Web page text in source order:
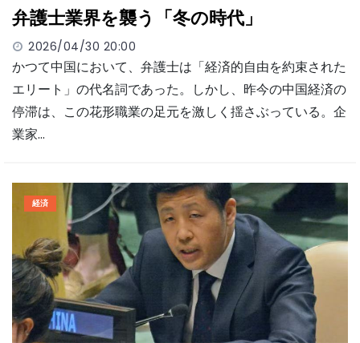
弁護士業界を襲う「冬の時代」
2026/04/30 20:00
かつて中国において、弁護士は「経済的自由を約束された
エリート」の代名詞であった。しかし、昨今の中国経済の
停滞は、この花形職業の足元を激しく揺さぶっている。企
業家…
経済